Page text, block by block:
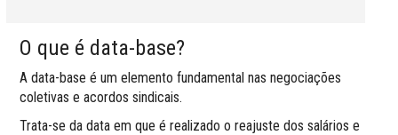
O que é data-base?
A data-base é um elemento fundamental nas negociações
coletivas e acordos sindicais.
Trata-se da data em que é realizado o reajuste dos salários e